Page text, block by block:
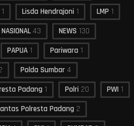
1 Lisda Hendrajoni 1 LMP 1
NASIONAL 43 NEWS 130
PAPUA 1 Pariwara 1
Polda Sumbar 4
Padang 1 Polri 20 PWI 1
Polresta Padang 2